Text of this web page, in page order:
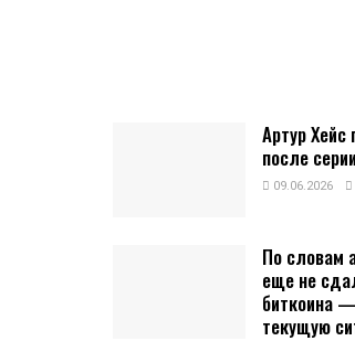
Артур
после
09.06.2026
По словам
еще не
биткоина
текущую